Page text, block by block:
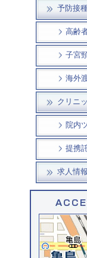
予防接
高齢
子宮
海外
クリニ
院内
提携
求人情報